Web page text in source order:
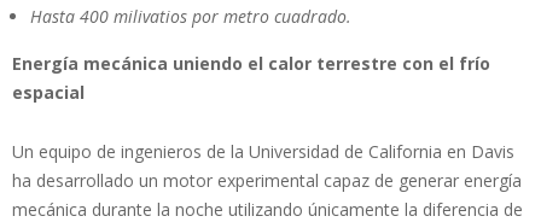
Hasta 400 milivatios por metro cuadrado.
Energía mecánica uniendo el calor terrestre con el frío
espacial
Un equipo de ingenieros de la Universidad de California en Davis
ha desarrollado un motor experimental capaz de generar energía
mecánica durante la noche utilizando únicamente la diferencia de